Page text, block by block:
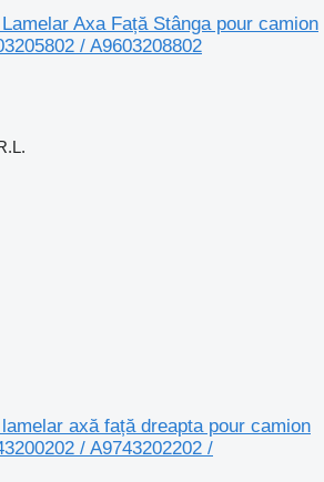
Axa Față Stânga pour camion
/ A9603208802
axă față dreapta pour camion
/ A9743202202 /